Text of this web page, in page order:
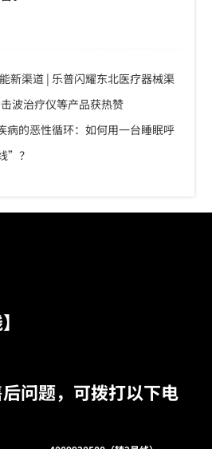
新渠道 | 乐普闪耀东北医疗器械渠
波治疗仪等产品获热赞
病的恶性循环：如何用一台睡眠呼
”？
问题，可拨打以下电